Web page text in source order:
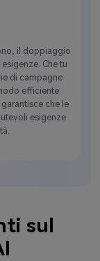
il doppiaggio
Che tu
di campagne
efficiente
che le
esigenze
sul